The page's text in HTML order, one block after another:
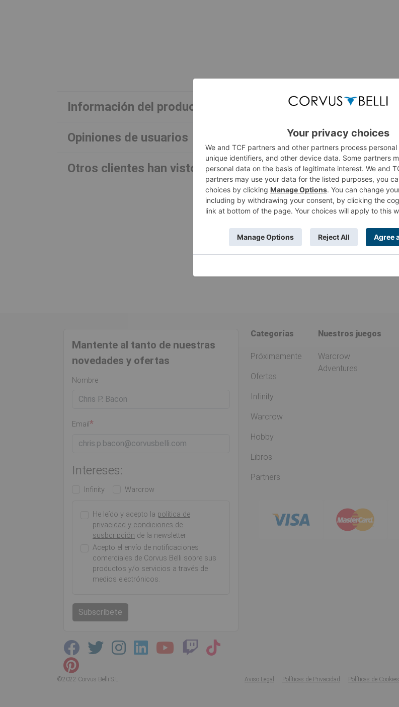
Información del producto
Opiniones de usuarios
Otros clientes han visto
Mantente al tanto de nuestras
novedades y ofertas
Nombre
Email
Intereses:
Infinity Warcrow
He leído y acepto la política de
privacidad y condiciones de
susbcripción de la newsletter
Acepto el envío de notificaciones
comerciales de Corvus Belli sobre sus
productos y/o servicios a través de
medios electrónicos.
Subscríbete
Categorías
Próximamente
Ofertas
Infinity
Warcrow
Hobby
Libros
Partners
Nuestros juegos
Warcrow
Adventures
©2022 Corvus Belli S.L. Aviso Legal Políticas de Privacidad Políticas de Cookies